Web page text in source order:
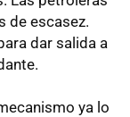
de escasez.
dar salida a
ya lo